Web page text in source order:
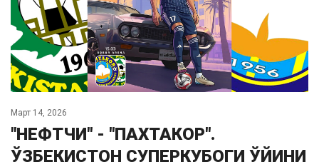
Март 14, 2026
"НЕФТЧИ" - "ПАХТАКОР".
ЎЗБЕКИСТОН СУПЕРКУБОГИ ЎЙИНИ